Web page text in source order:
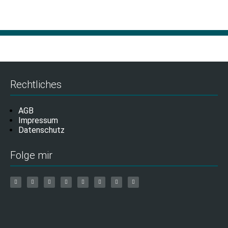
Rechtliches
AGB
Impressum
Datenschutz
Folge mir